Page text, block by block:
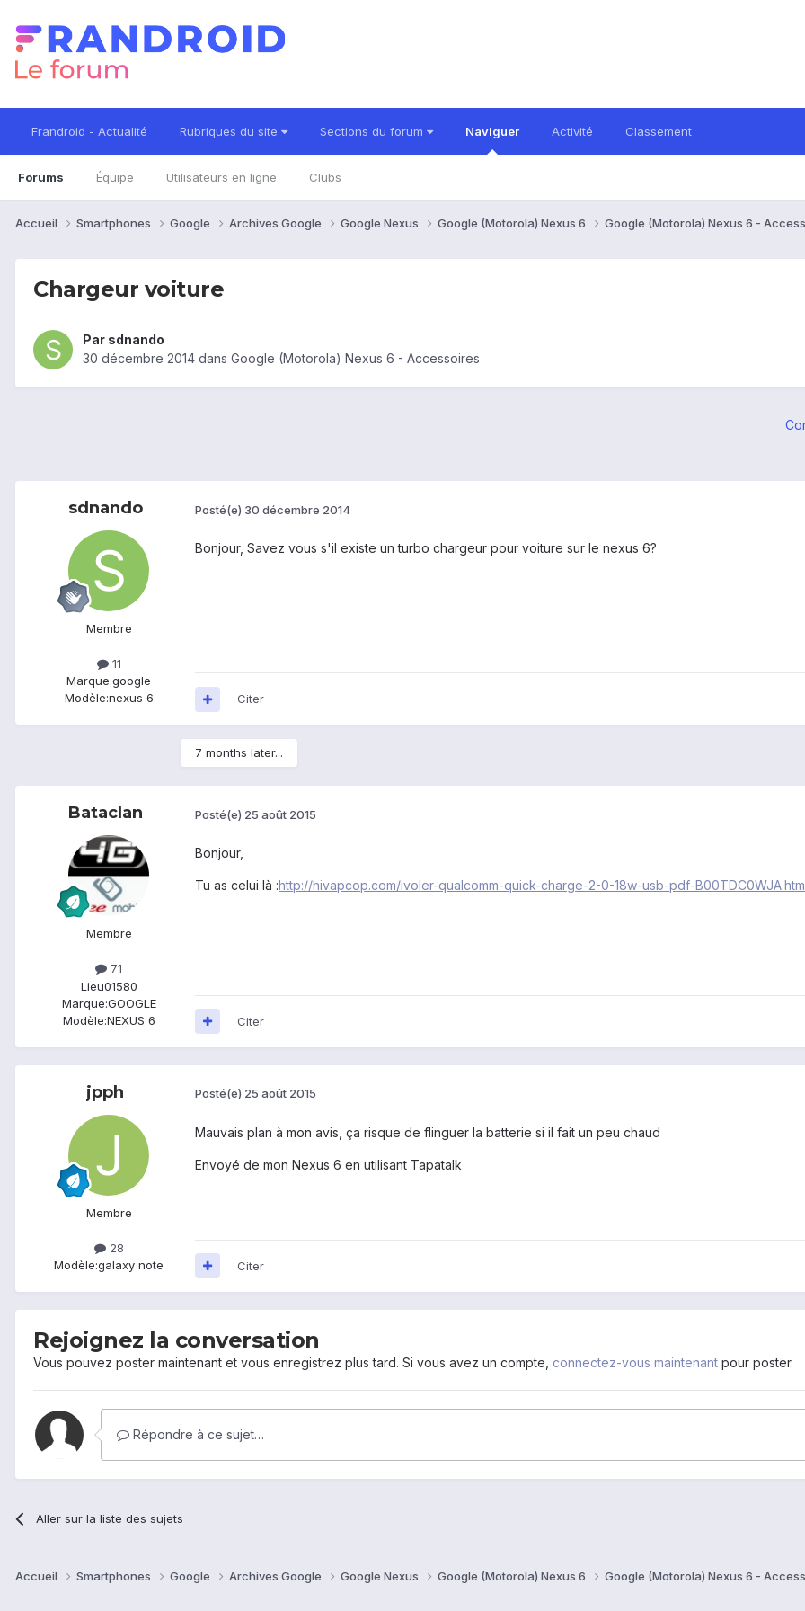
Frandroid - Actualité Rubriques du site Sections du forum Naviguer
Forums Équipe Utilisateurs en ligne Clubs
Activité Classement
Accueil Smartphones Google Archives Google Google Nexus Google (Motorola) Nexus 6 Google (Motorola) Nexus 6 -
Chargeur voiture
Par sdnando
30 décembre 2014 dans Google (Motorola) Nexus 6 - Accessoires
sdnando
Membre
11
Marque:google
Modèle:nexus 6
Posté(e) 30 décembre 2014
Bonjour, Savez vous s'il existe un turbo chargeur pour voiture sur le nexus 6?
Citer
7 months later...
Bataclan
Membre
71
Lieu01580
Marque:GOOGLE
Modèle:NEXUS 6
Posté(e) 25 août 2015
Bonjour,
Tu as celui là :http://hivapcop.com/ivoler-qualcomm-quick-charge-2-0-18w-usb-pdf-
Citer
jpph
Membre
28
Modèle:galaxy note
Posté(e) 25 août 2015
Mauvais plan à mon avis, ça risque de flinguer la batterie si il fait un peu chaud
Envoyé de mon Nexus 6 en utilisant Tapatalk
Citer
Rejoignez la conversation
Vous pouvez poster maintenant et vous enregistrez plus tard. Si vous avez un compte, connectez-vous maintenant pour poster.
Répondre à ce sujet…
Aller sur la liste des sujets
Accueil Smartphones Google Archives Google Google Nexus Google (Motorola) Nexus 6 Google (Motorola) Nexus 6 -